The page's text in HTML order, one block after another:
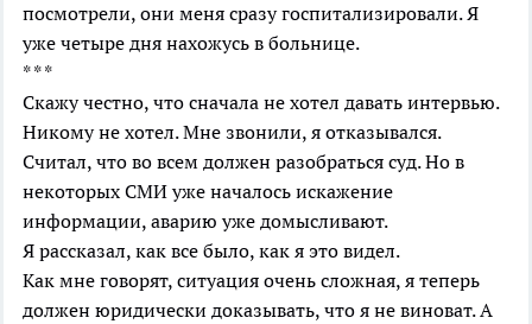
посмотрели, они меня сразу госпитализировали. Я
уже четыре дня нахожусь в больнице.
* * *
Скажу честно, что сначала не хотел давать интервью.
Никому не хотел. Мне звонили, я отказывался.
Считал, что во всем должен разобраться суд. Но в
некоторых СМИ уже началось искажение
информации, аварию уже домысливают.
Я рассказал, как все было, как я это видел.
Как мне говорят, ситуация очень сложная, я теперь
должен юридически доказывать, что я не виноват. А